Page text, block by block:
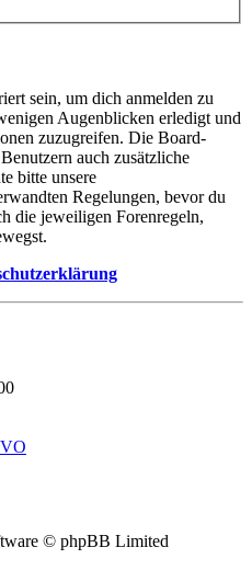
sein, um dich anmelden zu
Augenblicken erledigt und
zuzugreifen. Die Board-
auch zusätzliche
bitte unsere
Regelungen, bevor du
die jeweiligen Forenregeln,
© phpBB Limited